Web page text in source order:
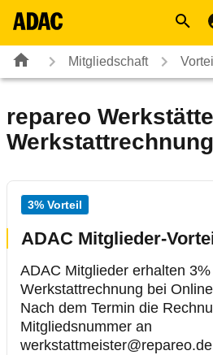
Mitgliedschaft
repareo
Werkstattrechnung
3% Vorteil
ADAC Mitglieder-
ADAC Mitglieder erhalten
Werkstattrechnung bei
Nach dem Termin die
Mitgliedsnummer an